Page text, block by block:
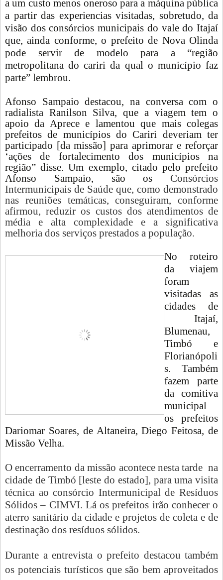
a um custo menos oneroso para a máquina pública
a partir das experiencias visitadas, sobretudo, da
visão dos consórcios municipais do vale do Itajaí
que, ainda conforme, o prefeito de Nova Olinda
pode servir de modelo para a “região
metropolitana do cariri da qual o município faz
parte” lembrou.
Afonso Sampaio destacou, na conversa com o
radialista Ranilson Silva, que a viagem tem o
apoio da Aprece e lamentou que mais colegas
prefeitos de municípios do Cariri deveriam ter
participado [da missão] para aprimorar e reforçar
‘ações de fortalecimento dos municípios na
região” disse. Um exemplo, citado pelo prefeito
Afonso Sampaio, são os Consórcios
Intermunicipais de Saúde que, como demonstrado
nas reuniões temáticas, conseguiram, conforme
afirmou, reduzir os custos dos atendimentos de
média e alta complexidade e a significativa
melhoria dos serviços prestados a população.
No roteiro
da viajem
foram
visitadas as
cidades de
Itajaí,
Blumenau,
Timbó e
Florianópoli
s. Também
fazem parte
da comitiva
municipal
os prefeitos
Dariomar Soares, de Altaneira, Diego Feitosa, de
Missão Velha.
O encerramento da missão acontece nesta tarde na
cidade de Timbó [leste do estado], para uma visita
técnica ao consórcio Intermunicipal de Resíduos
Sólidos – CIMVI. Lá os prefeitos irão conhecer o
aterro sanitário da cidade e projetos de coleta e de
destinação dos resíduos sólidos.
Durante a entrevista o prefeito destacou também
os potenciais turísticos que são bem aproveitados